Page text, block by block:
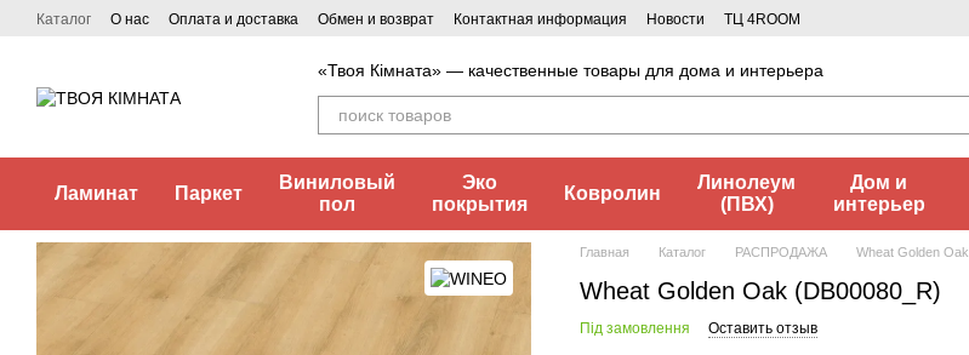
Перейти к основному контенту
Каталог О нас Оплата и доставка Обмен и возврат Контактная информация Новости ТЦ 4ROOM
«Твоя Кімната» — качественные товары для дома и интерьера
Ламинат Паркет
Виниловый
пол
Эко
покрытия
Ковролин
Линолеум
(ПВХ)
Дом и
интерьер
Главная Каталог РАСПРОДАЖА Wheat Golden Oak
Wheat Golden Oak (DB00080_R)
Під замовлення Оставить отзыв